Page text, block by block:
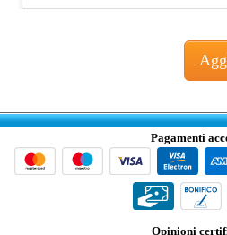
Pagamenti
Opinioni